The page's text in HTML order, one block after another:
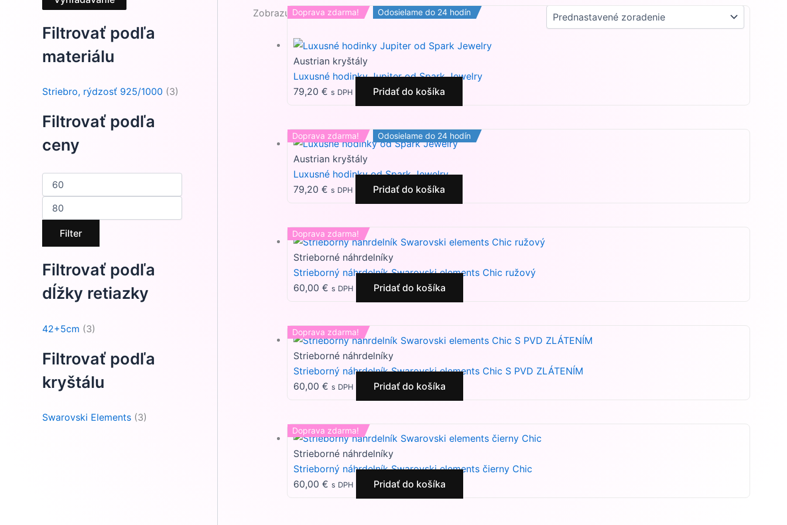
Filtrovať podľa
materiálu
Striebro, rýdzosť 925/1000 (3)
Filtrovať podľa
ceny
Filter
Filtrovať podľa
dĺžky retiazky
42+5cm (3)
Filtrovať podľa
kryštálu
Swarovski Elements (3)
Zobrazuje sa 5 výsledkov
Doprava zdarma! Odosielame do 24 hodín
Austrian kryštály
Luxusné hodinky Jupiter od Spark Jewelry
79,20 € s DPH Pridať do košíka
Doprava zdarma! Odosielame do 24 hodín
Austrian kryštály
Luxusné hodinky od Spark Jewelry
79,20 € s DPH Pridať do košíka
Doprava zdarma!
Strieborné náhrdelníky
Strieborný náhrdelník Swarovski elements Chic ružový
60,00 € s DPH Pridať do košíka
Doprava zdarma!
Strieborné náhrdelníky
Strieborný náhrdelník Swarovski elements Chic S PVD ZLÁTENÍM
60,00 € s DPH Pridať do košíka
Doprava zdarma!
Strieborné náhrdelníky
Strieborný náhrdelník Swarovski elements čierny Chic
60,00 € s DPH Pridať do košíka